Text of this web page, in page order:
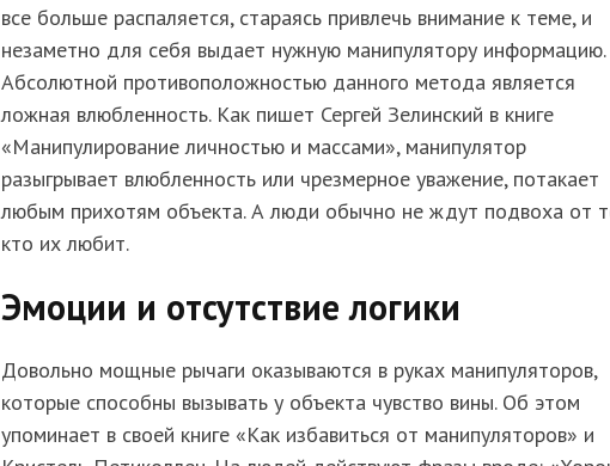
все больше распаляется, стараясь привлечь внимание к теме, и
незаметно для себя выдает нужную манипулятору информацию.
Абсолютной противоположностью данного метода является
ложная влюбленность. Как пишет Сергей Зелинский в книге
«Манипулирование личностью и массами», манипулятор
разыгрывает влюбленность или чрезмерное уважение, потакает
любым прихотям объекта. А люди обычно не ждут подвоха от
кто их любит.
Эмоции и отсутствие логики
Довольно мощные рычаги оказываются в руках манипуляторов,
которые способны вызывать у объекта чувство вины. Об этом
упоминает в своей книге «Как избавиться от манипуляторов» и